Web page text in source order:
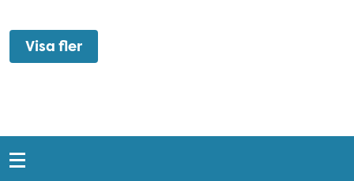
Visa fler
Snabblänkar